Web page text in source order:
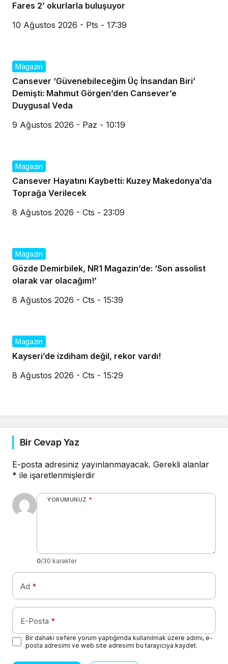
Fares 2’ okurlarla buluşuyor
10 Ağustos 2026 - Pts - 17:39
Magazin
Cansever ‘Güvenebileceğim Üç İnsandan Biri’
Demişti: Mahmut Görgen’den Cansever’e
Duygusal Veda
9 Ağustos 2026 - Paz - 10:19
Magazin
Cansever Hayatını Kaybetti: Kuzey Makedonya’da
Toprağa Verilecek
8 Ağustos 2026 - Cts - 23:09
Magazin
Gözde Demirbilek, NR1 Magazin’de: ‘Son assolist
olarak var olacağım!’
8 Ağustos 2026 - Cts - 15:39
Magazin
Kayseri’de izdiham değil, rekor vardı!
8 Ağustos 2026 - Cts - 15:29
Bir Cevap Yaz
E-posta adresiniz yayınlanmayacak. Gerekli alanlar
* ile işaretlenmişlerdir
YORUMUNUZ *
0/30 karakter
Ad *
E-Posta *
Bir dahaki sefere yorum yaptığımda kullanılmak üzere adımı, e-
posta adresimi ve web site adresimi bu tarayıcıya kaydet.